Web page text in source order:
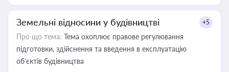
Земельні відносини у будівництві +5
Про що тема: Тема охоплює правове регулювання
підготовки, здійснення та введення в експлуатацію
об’єктів будівництва